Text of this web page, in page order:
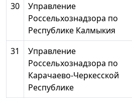
30
Управление
Россельхознадзора по
Республике Калмыкия
31
Управление
Россельхознадзора по
Карачаево-Черкесской
Республике